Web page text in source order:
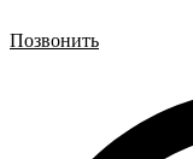
Позвонить